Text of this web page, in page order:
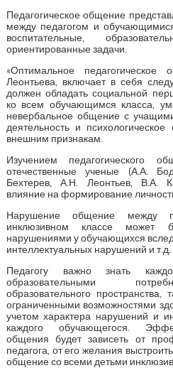
Педагогическое общение
между педагогом и
воспитательные,
ориентированные задачи.
«Оптимальное
Леонтьева, включает в себя
должен обладать социальной
ко всем обучающимся класса,
невербальное общение с
деятельность и
внешним признакам.
Изучением педагогического
отечественные ученые (А.А.
Бехтерев, А.Н. Леонтьев, В.А.
влияние на формирование
Нарушение общение между
инклюзивном классе может
нарушениями у обучающихся
интеллектуальных нарушений и т.д.
Педагогу важно знать
образовательными
образовательного
ограниченными возможностями
учетом характера нарушений и
каждого обучающегося.
общения будет зависеть от
педагога, от его желания
общение со всеми детьми